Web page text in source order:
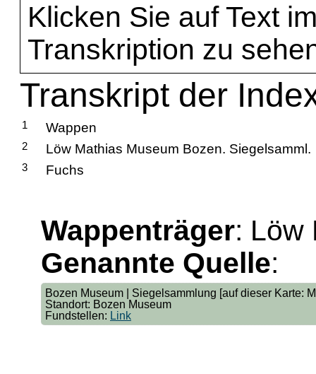
Klicken Sie auf Text
Transkription zu
Transkript der
1 Wappen
2 Löw Mathias Museum Bozen. Siegelsamml.
3 Fuchs
Wappenträger: Löw
Genannte Quelle:
Bozen Museum | Siegelsammlung [auf dieser Karte:
Standort: Bozen Museum
Fundstellen: Link